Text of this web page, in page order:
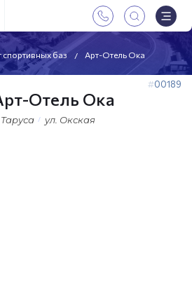
спортивных баз Арт-Отель Ока
00189
Отель Ока
Таруса ул. Окская